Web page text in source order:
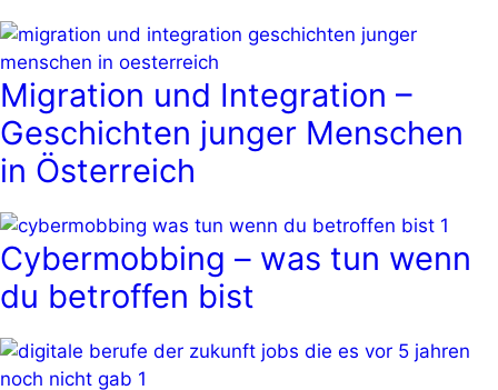
Migration und Integration –
Geschichten junger Menschen
in Österreich
Cybermobbing – was tun wenn
du betroffen bist